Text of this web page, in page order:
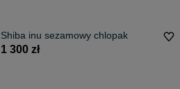
Shiba inu sezamowy chlopak
1 300 zł